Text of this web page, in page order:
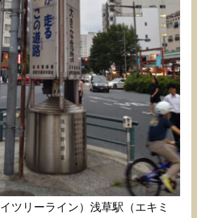
ツリーライン）浅草駅（エキミ